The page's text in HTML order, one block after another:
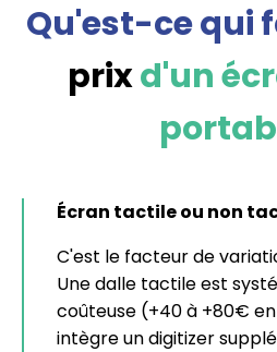
Qu'est-ce qui
prixd'un
Écran tactile ou non
C'est le facteur de
Une dalle tactile est
coûteuse (+40 à +80€
intègre un digitizer